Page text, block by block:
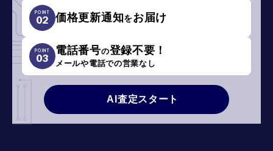
POINT
02 価格更新通知をお届け
POINT
03
電話番号の登録不要！
メールや電話での営業なし
AI査定スタート